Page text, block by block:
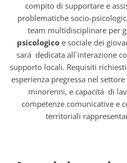
compito di supportare e
problematiche socio-
team multidisciplinare per
psicologicoe sociale dei
sará dedicata all`interazione
supporto locali. Requisiti
esperienza pregressa nel settore
minorenni, e capacitá di
competenze comunicative e
territoriali